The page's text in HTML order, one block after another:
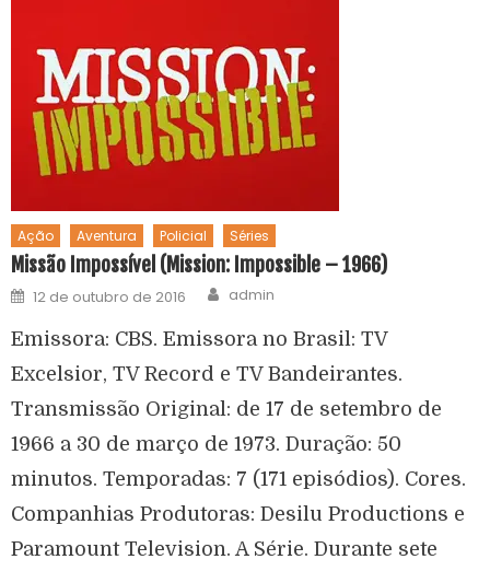
Ação Aventura Policial Séries
Missão Impossível (Mission: Impossible – 1966)
12 de outubro de 2016 admin
Emissora: CBS. Emissora no Brasil: TV
Excelsior, TV Record e TV Bandeirantes.
Transmissão Original: de 17 de setembro de
1966 a 30 de março de 1973. Duração: 50
minutos. Temporadas: 7 (171 episódios). Cores.
Companhias Produtoras: Desilu Productions e
Paramount Television. A Série. Durante sete